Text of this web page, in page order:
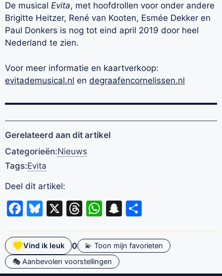
De musical Evita, met hoofdrollen voor onder andere
Brigitte Heitzer, René van Kooten, Esmée Dekker en
Paul Donkers is nog tot eind april 2019 door heel
Nederland te zien.
Voor meer informatie en kaartverkoop:
evitademusical.nl en degraafencornelissen.nl
Gerelateerd aan dit artikel
Categorieën:Nieuws
Tags:Evita
Deel dit artikel:
Facebook
Bluesky
X Threads
WhatsApp
Snapchat
Vind ik leuk 0
💫 Toon mijn favorieten
🎭 Aanbevolen voorstellingen